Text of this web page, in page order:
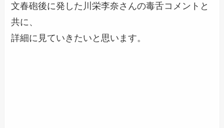
文春砲後に発した川栄李奈さんの毒舌コメントと
共に、
詳細に見ていきたいと思います。